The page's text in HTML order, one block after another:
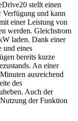
stellt einen
Verfügung und kann
einer Leistung von
werden. Gleichstrom
laden. Dank einer
und eines
bereits kurze
An einer
ausreichend
des
Auch der
der Funktion